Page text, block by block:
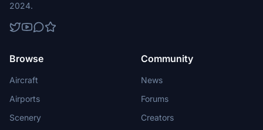
2024.
Browse
Aircraft
Airports
Scenery
Community
News
Forums
Creators